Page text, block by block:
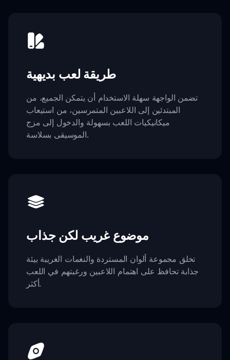
طريقة لعب بديهية
تضمن الواجهة سهلة الاستخدام أن يتمكن الجميع، من
المبتدئين إلى اللاعبين المتمرسين، من استيعاب
ميكانيكيات اللعب بسهولة والدخول إلى مزج
الموسيقى بسلاسة.
موضوع غريب لكن جذاب
تخلق مجموعة ألوان المستردة والنغمات الغريبة بيئة
جذابة تحافظ على اهتمام اللاعبين ورغبتهم في اللعب
أكثر.